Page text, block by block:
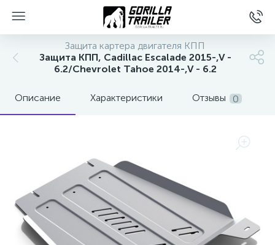
Защита картера двигателя КПП
Защита КПП, Cadillac Escalade 2015-,V -
6.2/Chevrolet Tahoe 2014-,V - 6.2
Описание Характеристики Отзывы 0